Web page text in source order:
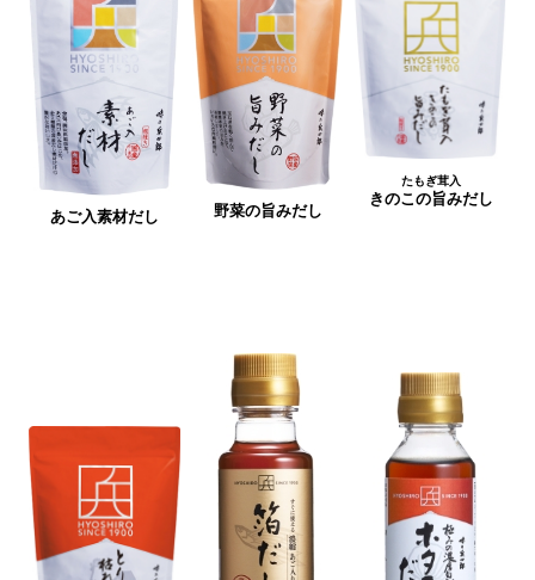
あご入素材だし 野菜の旨みだし
たもぎ茸入
きのこの旨みだし